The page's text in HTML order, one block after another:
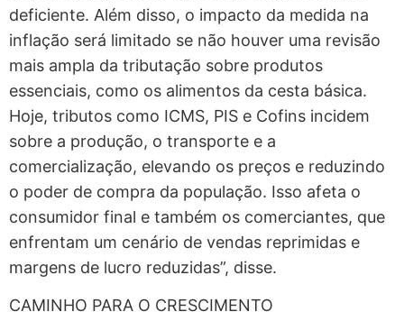
deficiente. Além disso, o impacto da medida na
inflação será limitado se não houver uma revisão
mais ampla da tributação sobre produtos
essenciais, como os alimentos da cesta básica.
Hoje, tributos como ICMS, PIS e Cofins incidem
sobre a produção, o transporte e a
comercialização, elevando os preços e reduzindo
o poder de compra da população. Isso afeta o
consumidor final e também os comerciantes, que
enfrentam um cenário de vendas reprimidas e
margens de lucro reduzidas”, disse.
CAMINHO PARA O CRESCIMENTO